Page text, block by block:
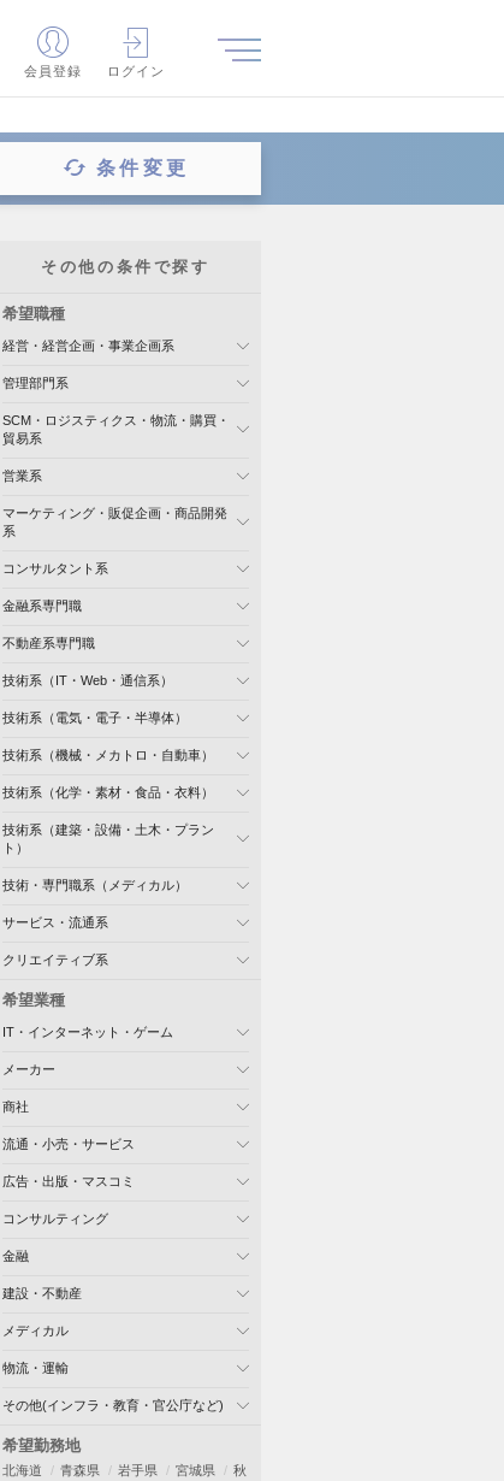
会員登録 ログイン
条件変更
その他の条件で探す
希望職種
経営・経営企画・事業企画系
管理部門系
SCM・ロジスティクス・物流・購買・
貿易系
営業系
マーケティング・販促企画・商品開発
系
コンサルタント系
金融系専門職
不動産系専門職
技術系（IT・Web・通信系）
技術系（電気・電子・半導体）
技術系（機械・メカトロ・自動車）
技術系（化学・素材・食品・衣料）
技術系（建築・設備・土木・プラン
ト）
技術・専門職系（メディカル）
サービス・流通系
クリエイティブ系
希望業種
IT・インターネット・ゲーム
メーカー
商社
流通・小売・サービス
広告・出版・マスコミ
コンサルティング
金融
建設・不動産
メディカル
物流・運輸
その他(インフラ・教育・官公庁など)
希望勤務地
北海道 青森県 岩手県 宮城県
秋